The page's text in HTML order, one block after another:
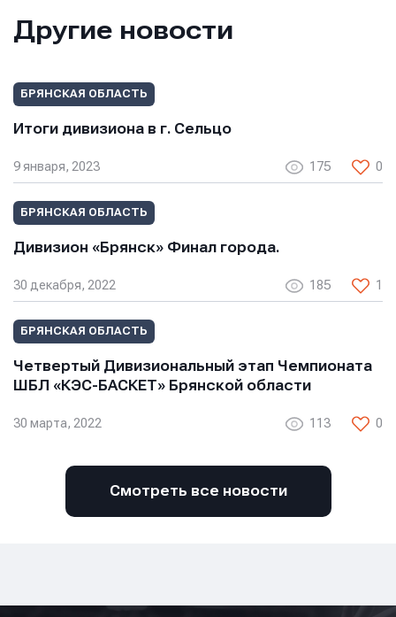
Другие новости
БРЯНСКАЯ ОБЛАСТЬ
Итоги дивизиона в г. Сельцо
9 января, 2023 175 0
БРЯНСКАЯ ОБЛАСТЬ
Дивизион «Брянск» Финал города.
30 декабря, 2022 185 1
БРЯНСКАЯ ОБЛАСТЬ
Четвертый Дивизиональный этап Чемпионата
ШБЛ «КЭС-БАСКЕТ» Брянской области
30 марта, 2022 113 0
Смотреть все новости
Сообщение
Нажимая кнопку “Отправить”, вы соглашаетесь с
условиями обработки персональных данных
Сообщение
Нажимая кнопку “Отправить”, вы соглашаетесь с
условиями обработки персональных данных
Отправить
Нажимая кнопку “Отправить”, вы соглашаетесь с
условиями обработки персональных данных